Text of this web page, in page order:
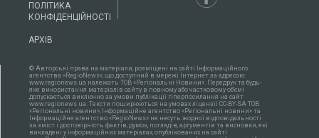
ПОЛІТИКА
КОНФІДЕНЦІЙНОСТІ
АРХІВ
© Авторські права на матеріали, розміщені на сайті Інформаційного
агентства «RegioNews», що доступний в мережі Інтернет за адресою:
www.regionews.ua належать ТОВ «Регіональні Новини». Передрук та будь-
яке використання матеріалів сайту в повному або частковому об'ємі
допускається виключно за умови публікації гіперпосилання на сайт
www.regionews.ua. Тексти поширюються нa умовах ліцензії CC-BY-SA ТОВ
«Регіональні новини», Інформаційне агентство «Регіональні новини» та
Інформаційне агентство «RegioNews» не несуть жодної відповідальності
за зміст і достовірність фактів, думок, поглядів, аргументів та висновки, які
викладені у інформаційних матеріалах, опублікованих на сайті